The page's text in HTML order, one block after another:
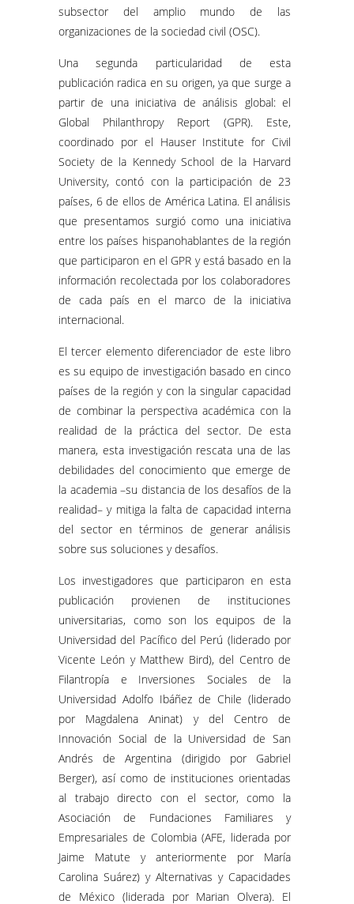
subsector del amplio mundo de las
organizaciones de la sociedad civil (OSC).
Una segunda particularidad de esta
publicación radica en su origen, ya que surge a
partir de una iniciativa de análisis global: el
Global Philanthropy Report (GPR). Este,
coordinado por el Hauser Institute for Civil
Society de la Kennedy School de la Harvard
University, contó con la participación de 23
países, 6 de ellos de América Latina. El análisis
que presentamos surgió como una iniciativa
entre los países hispanohablantes de la región
que participaron en el GPR y está basado en la
información recolectada por los colaboradores
de cada país en el marco de la iniciativa
internacional.
El tercer elemento diferenciador de este libro
es su equipo de investigación basado en cinco
países de la región y con la singular capacidad
de combinar la perspectiva académica con la
realidad de la práctica del sector. De esta
manera, esta investigación rescata una de las
debilidades del conocimiento que emerge de
la academia –su distancia de los desafíos de la
realidad– y mitiga la falta de capacidad interna
del sector en términos de generar análisis
sobre sus soluciones y desafíos.
Los investigadores que participaron en esta
publicación provienen de instituciones
universitarias, como son los equipos de la
Universidad del Pacífico del Perú (liderado por
Vicente León y Matthew Bird), del Centro de
Filantropía e Inversiones Sociales de la
Universidad Adolfo Ibáñez de Chile (liderado
por Magdalena Aninat) y del Centro de
Innovación Social de la Universidad de San
Andrés de Argentina (dirigido por Gabriel
Berger), así como de instituciones orientadas
al trabajo directo con el sector, como la
Asociación de Fundaciones Familiares y
Empresariales de Colombia (AFE, liderada por
Jaime Matute y anteriormente por María
Carolina Suárez) y Alternativas y Capacidades
de México (liderada por Marian Olvera). El